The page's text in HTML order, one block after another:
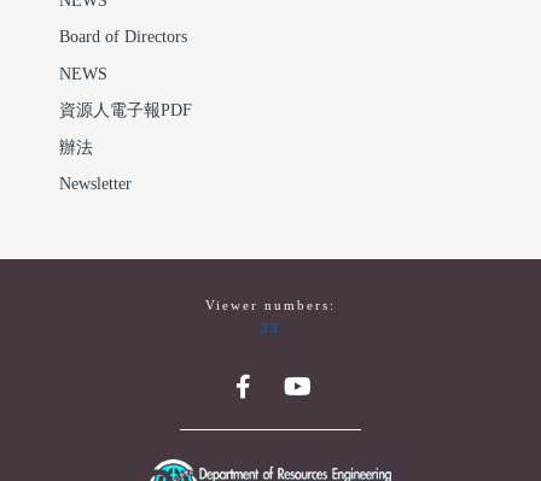
Board of Directors
NEWS
資源人電子報PDF
辦法
Newsletter
Viewer numbers:
33